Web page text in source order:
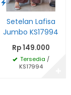
Setelan Lafisa
Jumbo KS17994
Rp 149.000
Tersedia /
KS17994